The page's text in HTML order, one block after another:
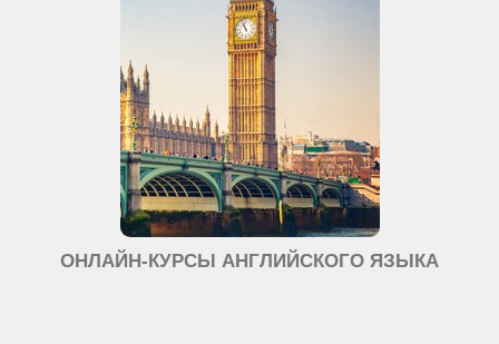
ОНЛАЙН-КУРСЫ АНГЛИЙСКОГО ЯЗЫКА